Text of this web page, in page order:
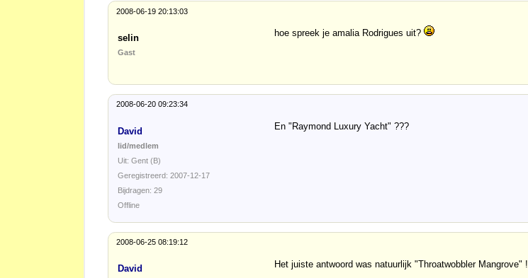
2008-06-19 20:13:03
selin
Gast
hoe spreek je amalia Rodrigues uit?
2008-06-20 09:23:34
David
lid/medlem
Uit: Gent (B)
Geregistreerd: 2007-12-17
Bijdragen: 29
En "Raymond Luxury Yacht" ???
Offline
2008-06-25 08:19:12
David Het juiste antwoord was natuurlijk "Throatwobbler Mangrove" !